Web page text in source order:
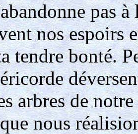
pas
nos espoirs
tendre bonté.
arbres de
nous